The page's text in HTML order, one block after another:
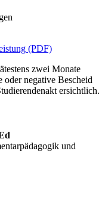
(PDF)
zwei Monate
oder negative Bescheid
ersichtlich.
und